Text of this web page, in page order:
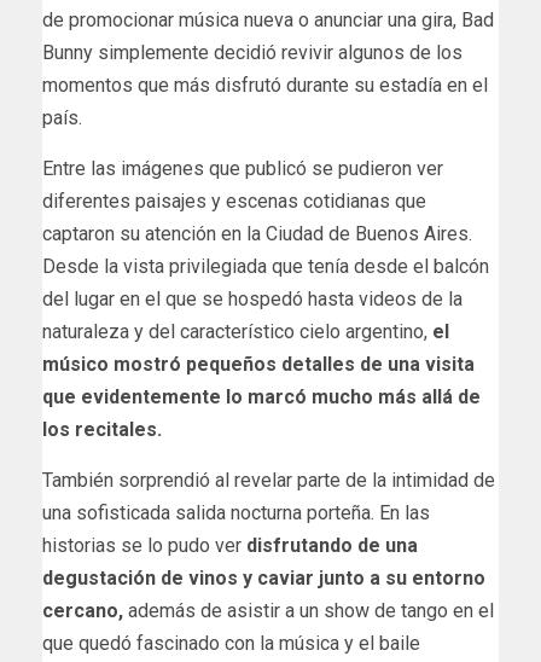
de promocionar música nueva o anunciar una gira, Bad
Bunny simplemente decidió revivir algunos de los
momentos que más disfrutó durante su estadía en el
país.
Entre las imágenes que publicó se pudieron ver
diferentes paisajes y escenas cotidianas que
captaron su atención en la Ciudad de Buenos Aires.
Desde la vista privilegiada que tenía desde el balcón
del lugar en el que se hospedó hasta videos de la
naturaleza y del característico cielo argentino, el
músico mostró pequeños detalles de una visita
que evidentemente lo marcó mucho más allá de
los recitales.
También sorprendió al revelar parte de la intimidad de
una sofisticada salida nocturna porteña. En las
historias se lo pudo ver disfrutando de una
degustación de vinos y caviar junto a su entorno
cercano, además de asistir a un show de tango en el
que quedó fascinado con la música y el baile